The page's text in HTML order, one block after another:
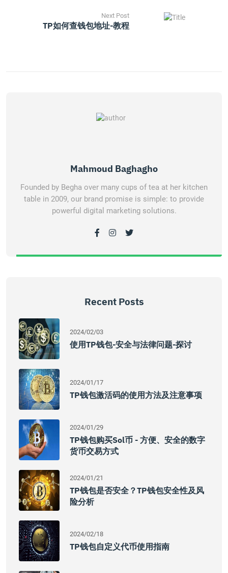
Next Post
TP如何查钱包地址-教程
Mahmoud Baghagho
Founded by Begha over many cups of tea at her kitchen
table in 2009, our brand promise is simple: to provide
powerful digital marketing solutions.
Recent Posts
2024/02/03
使用TP钱包-安全与法律问题-探讨
2024/01/17
TP钱包激活码的使用方法及注意事项
2024/01/29
TP钱包购买Sol币 - 方便、安全的数字
货币交易方式
2024/01/21
TP钱包是否安全？TP钱包安全性及风
险分析
2024/02/18
TP钱包自定义代币使用指南